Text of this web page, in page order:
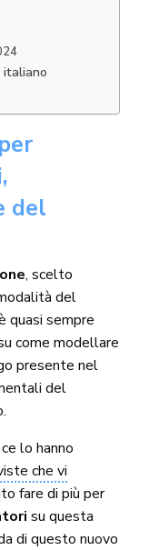
del
, scelto
del
quasi sempre
come modellare
presente nel
del
lo hanno
che vi
fare di più per
su questa
di questo nuovo